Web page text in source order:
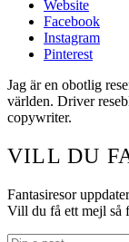
Website
Facebook
Instagram
Pinterest
Jag är en obotlig
världen. Driver
copywriter.
VILL DU
Fantasiresor
Vill du få ett mejl så